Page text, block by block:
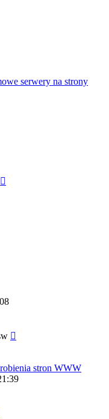
serwery na strony
stron WWW